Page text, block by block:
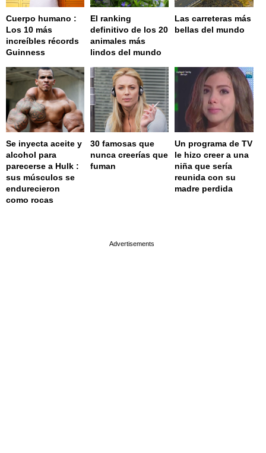
Cuerpo humano :
Los 10 más
increíbles récords
Guinness
El ranking
definitivo de los 20
animales más
lindos del mundo
Las carreteras más
bellas del mundo
Se inyecta aceite y
alcohol para
parecerse a Hulk :
sus músculos se
endurecieron
como rocas
30 famosas que
nunca creerías que
fuman
Un programa de TV
le hizo creer a una
niña que sería
reunida con su
madre perdida